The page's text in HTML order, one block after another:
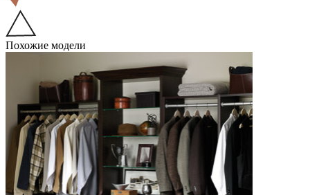
Похожие модели